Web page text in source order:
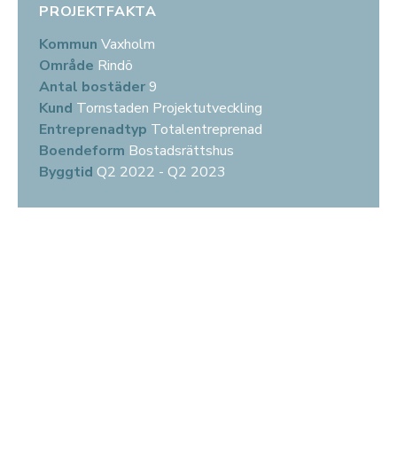
PROJEKTFAKTA
Kommun Vaxholm
Område Rindö
Antal bostäder 9
Kund Tornstaden Projektutveckling
Entreprenadtyp Totalentreprenad
Boendeform Bostadsrättshus
Byggtid Q2 2022 - Q2 2023